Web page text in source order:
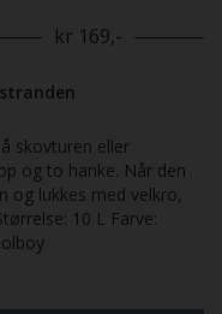
kr 169,-
skovturen eller
og to hanke. Når den
og lukkes med velkro,
10 L Farve: